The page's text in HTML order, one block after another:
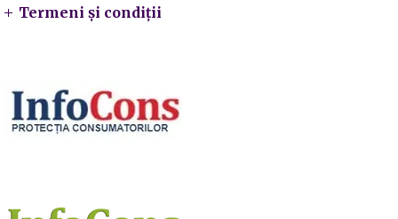
Termeni și condiții